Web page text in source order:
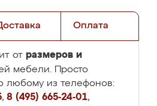
Оплата
от размеров и
мебели. Просто
любому из телефонов:
, 8 (495) 665-24-01,